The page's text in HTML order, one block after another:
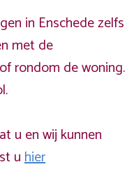
in Enschede zelfs
met de
rondom de woning.
u en wij kunnen
uhier